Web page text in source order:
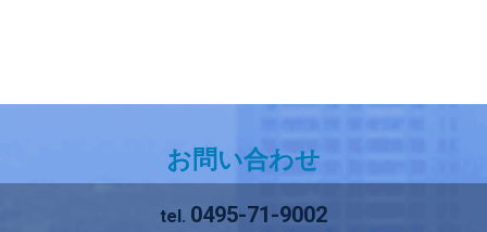
お問い合わせ
tel. 0495-71-9002